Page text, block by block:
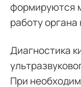
формируются
работу
Диагностика
При